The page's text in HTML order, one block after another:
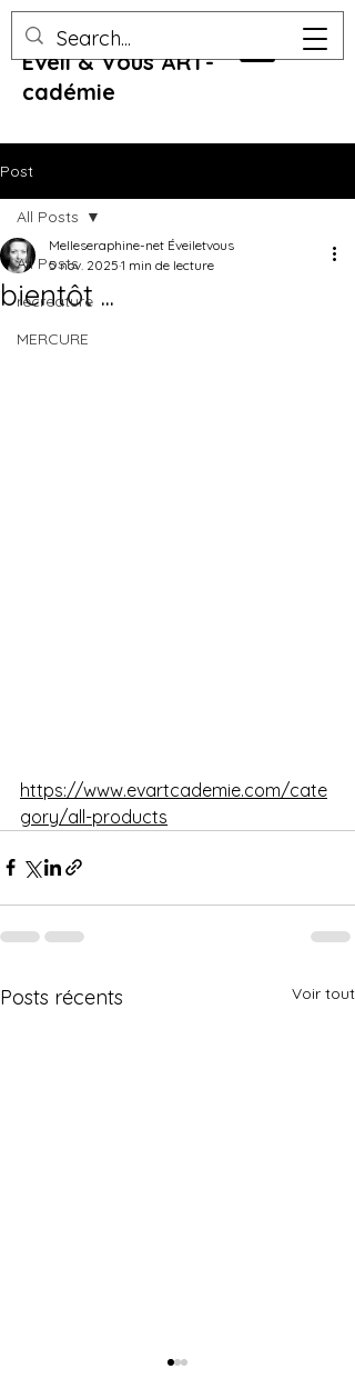
Eveil & Vous ART-
cadémie
Post
All Posts
recreature
MERCURE
All Posts
bientôt ...
Melleseraphine-net Éveiletvous
5 nov. 2025 1 min de lecture
https://www.evartcademie.com/cate
gory/all-products
Posts récents Voir tout